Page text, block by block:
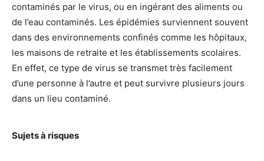
contaminés par le virus, ou en ingérant des aliments ou
de l’eau contaminés. Les épidémies surviennent souvent
dans des environnements confinés comme les hôpitaux,
les maisons de retraite et les établissements scolaires.
En effet, ce type de virus se transmet très facilement
d’une personne à l’autre et peut survivre plusieurs jours
dans un lieu contaminé.
Sujets à risques